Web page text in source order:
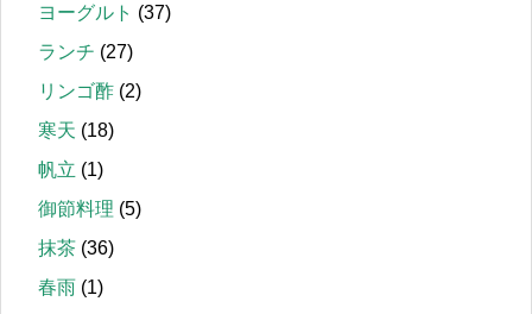
ヨーグルト (37)
ランチ (27)
リンゴ酢 (2)
寒天 (18)
帆立 (1)
御節料理 (5)
抹茶 (36)
春雨 (1)